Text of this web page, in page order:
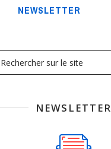
NEWSLETTER
NEWSLETTER